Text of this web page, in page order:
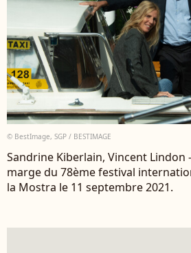
© BestImage, SGP / BESTIMAGE
Sandrine Kiberlain, Vincent Lindon
marge du 78ème festival
la Mostra le 11 septembre 2021.